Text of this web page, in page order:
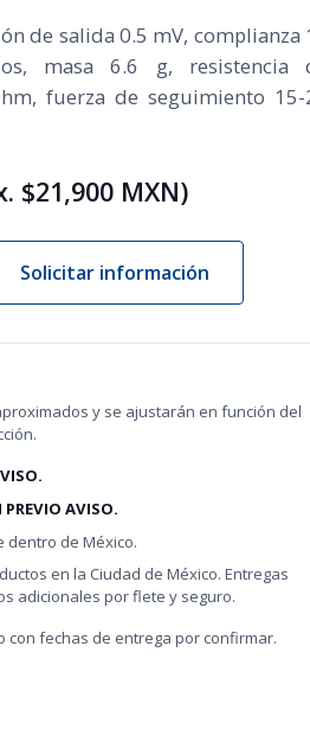
de salida 0.5 mV, complianza
masa 6.6 g, resistencia
fuerza de seguimiento 15-
MXN)
Solicitar información
y se ajustarán en función del
PREVIO AVISO.
dentro de México.
en la Ciudad de México. Entregas
adicionales por flete y seguro.
fechas de entrega por confirmar.